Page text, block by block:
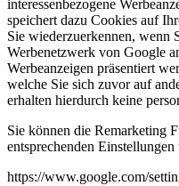
interessenbezogene
speichert dazu Cookies auf
Sie wiederzuerkennen, wenn
Werbenetzwerk von Google
Werbeanzeigen präsentiert
welche Sie sich zuvor auf
erhalten hierdurch keine
Sie können die Remarketing
entsprechenden Einstellungen
https://www.google.com/